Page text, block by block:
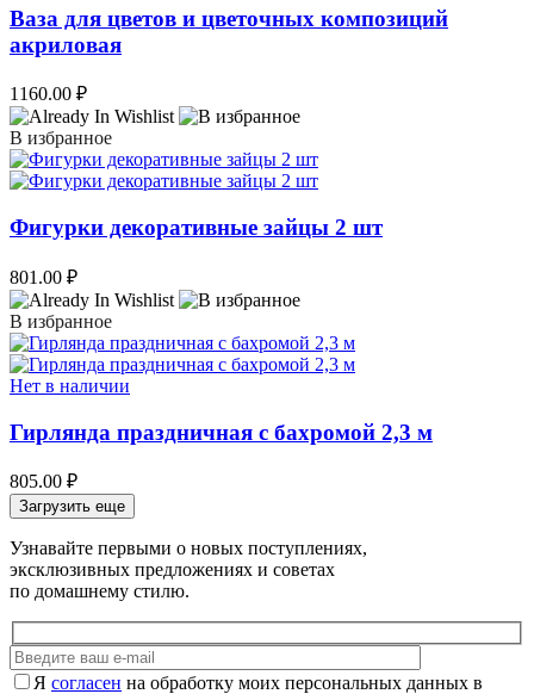
Ваза для цветов и цветочных композиций
акриловая
1160.00 ₽
В избранное
Фигурки декоративные зайцы 2 шт
801.00 ₽
В избранное
Нет в наличии
Гирлянда праздничная с бахромой 2,3 м
805.00 ₽
Загрузить еще
Узнавайте первыми о новых поступлениях,
эксклюзивных предложениях и советах
по домашнему стилю.
Я согласен на обработку моих персональных данных в